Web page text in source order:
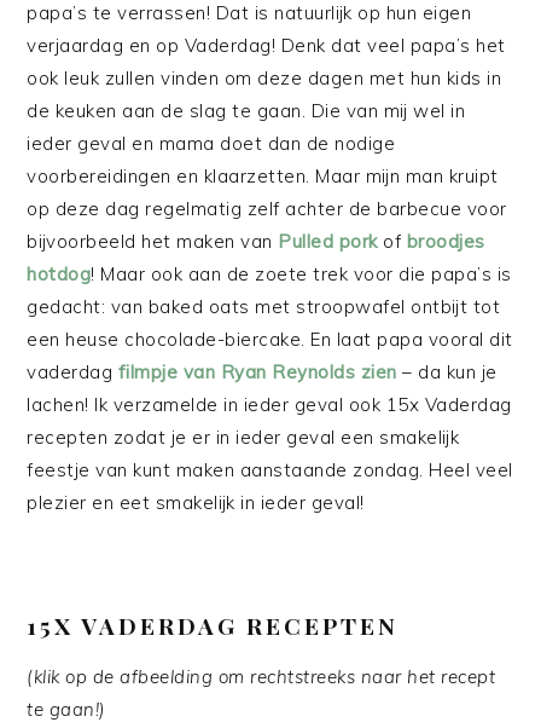
papa’s te verrassen! Dat is natuurlijk op hun eigen
verjaardag en op Vaderdag! Denk dat veel papa’s het
ook leuk zullen vinden om deze dagen met hun kids in
de keuken aan de slag te gaan. Die van mij wel in
ieder geval en mama doet dan de nodige
voorbereidingen en klaarzetten. Maar mijn man kruipt
op deze dag regelmatig zelf achter de barbecue voor
bijvoorbeeld het maken van Pulled porkof broodjes
hotdog! Maar ook aan de zoete trek voor die papa’s is
gedacht: van baked oats met stroopwafel ontbijt tot
een heuse chocolade-biercake. En laat papa vooral dit
vaderdag filmpje van Ryan Reynolds zien – da kun je
lachen! Ik verzamelde in ieder geval ook 15x Vaderdag
recepten zodat je er in ieder geval een smakelijk
feestje van kunt maken aanstaande zondag. Heel veel
plezier en eet smakelijk in ieder geval!
15X VADERDAG RECEPTEN
(klik op de afbeelding om rechtstreeks naar het recept
te gaan!)